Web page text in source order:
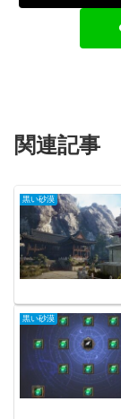
関連記事
黒い砂漠
黒い砂漠